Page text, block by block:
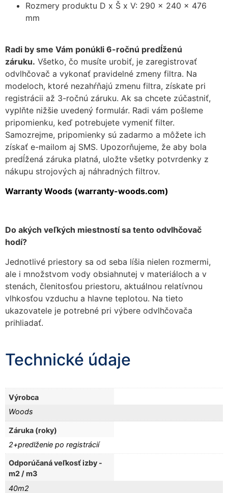
Rozmery produktu D x Š x V: 290 x 240 x 476
mm
Radi by sme Vám ponúkli 6-ročnú predĺženú
záruku. Všetko, čo musíte urobiť, je zaregistrovať
odvlhčovač a vykonať pravidelné zmeny filtra. Na
modeloch, ktoré nezahŕňajú zmenu filtra, získate pri
registrácii až 3-ročnú záruku. Ak sa chcete zúčastniť,
vyplňte nižšie uvedený formulár. Radi vám pošleme
pripomienku, keď potrebujete vymeniť filter.
Samozrejme, pripomienky sú zadarmo a môžete ich
získať e-mailom aj SMS. Upozorňujeme, že aby bola
predĺžená záruka platná, uložte všetky potvrdenky z
nákupu strojových aj náhradných filtrov.
Warranty Woods (warranty-woods.com)
Do akých veľkých miestností sa tento odvlhčovač
hodí?
Jednotlivé priestory sa od seba líšia nielen rozmermi,
ale i množstvom vody obsiahnutej v materiáloch a v
stenách, členitosťou priestoru, aktuálnou relatívnou
vlhkosťou vzduchu a hlavne teplotou. Na tieto
ukazovatele je potrebné pri výbere odvlhčovača
prihliadať.
Technické údaje
Výrobca
Woods
Záruka (roky)
2+predlženie po registrácií
Odporúčaná veľkosť izby -
m2 / m3
40m2